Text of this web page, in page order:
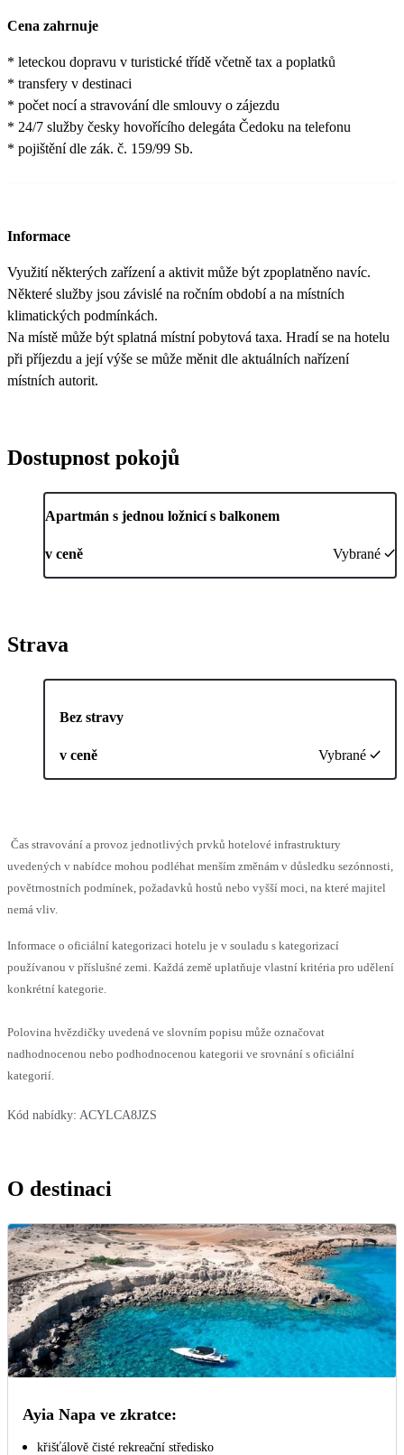
Cena zahrnuje
* leteckou dopravu v turistické třídě včetně tax a poplatků
* transfery v destinaci
* počet nocí a stravování dle smlouvy o zájezdu
* 24/7 služby česky hovořícího delegáta Čedoku na telefonu
* pojištění dle zák. č. 159/99 Sb.
Informace
Využití některých zařízení a aktivit může být zpoplatněno navíc.
Některé služby jsou závislé na ročním období a na místních
klimatických podmínkách.
Na místě může být splatná místní pobytová taxa. Hradí se na hotelu
při příjezdu a její výše se může měnit dle aktuálních nařízení
místních autorit.
Dostupnost pokojů
Apartmán s jednou ložnicí s balkonem
v ceně Vybrané
Strava
Bez stravy
v ceně Vybrané
Čas stravování a provoz jednotlivých prvků hotelové infrastruktury
uvedených v nabídce mohou podléhat menším změnám v důsledku sezónnosti,
povětrnostních podmínek, požadavků hostů nebo vyšší moci, na které majitel
nemá vliv.
Informace o oficiální kategorizaci hotelu je v souladu s kategorizací
používanou v příslušné zemi. Každá země uplatňuje vlastní kritéria pro udělení
konkrétní kategorie.
Polovina hvězdičky uvedená ve slovním popisu může označovat
nadhodnocenou nebo podhodnocenou kategorii ve srovnání s oficiální
kategorií.
Kód nabídky: ACYLCA8JZS
O destinaci
Ayia Napa ve zkratce:
křišťálově čisté rekreační středisko